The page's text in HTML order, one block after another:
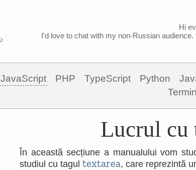
Hi
I'd love to chat with my non-Russian
JavaScript PHP TypeScript Python
Lucrul cu
În această secțiune a manualului vom
studiul cu tagul textarea, care reprezintă